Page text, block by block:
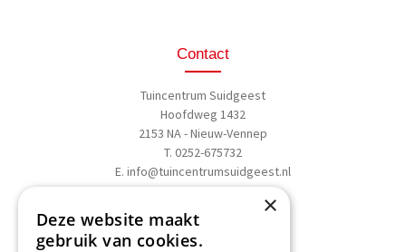
Contact
Tuincentrum Suidgeest
Hoofdweg 1432
2153 NA - Nieuw-Vennep
T. 0252-675732
E. info@tuincentrumsuidgeest.nl
Routebeschrijving ×
Deze website maakt
gebruik van cookies.